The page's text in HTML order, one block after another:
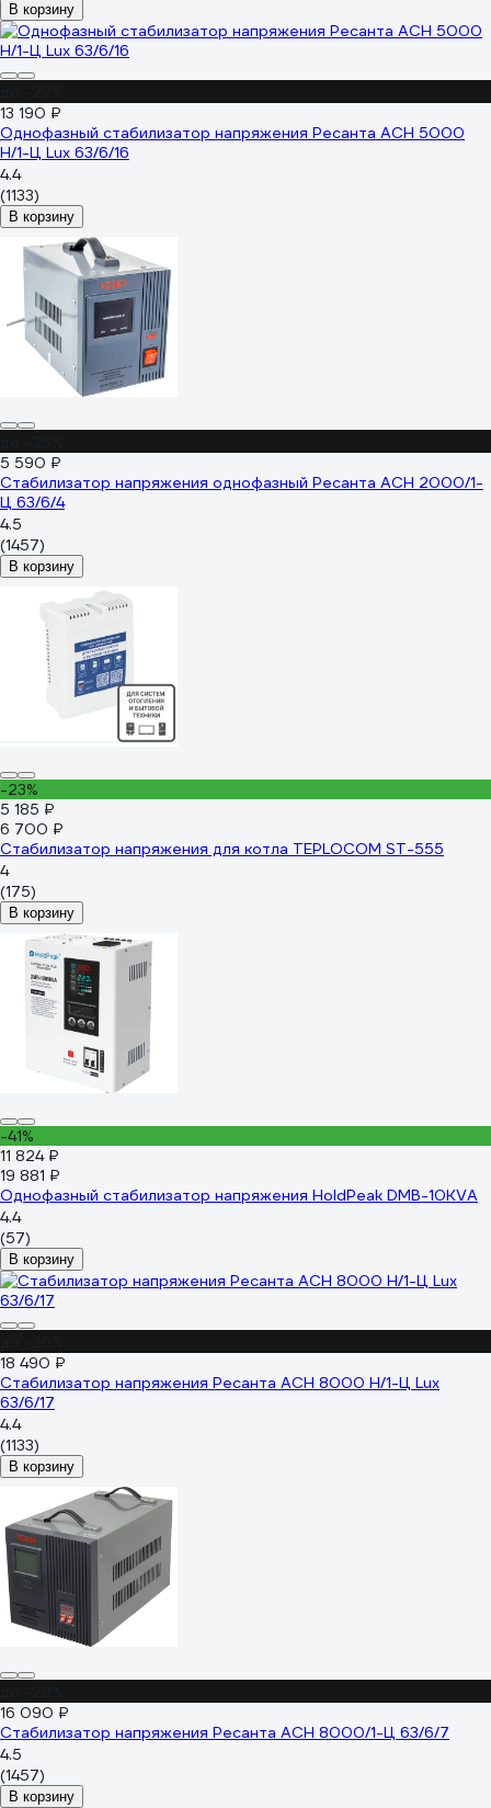
В корзину
13 190 ₽
Однофазный стабилизатор напряжения Ресанта АСН 5000
Н/1-Ц Lux 63/6/16
4.4
(1133)
В корзину
5 590 ₽
Стабилизатор напряжения однофазный Ресанта АСН 2000/1-
Ц 63/6/4
4.5
(1457)
В корзину
-23%
5 185 ₽
6 700 ₽
Стабилизатор напряжения для котла TEPLOCOM ST-555
4
(175)
В корзину
-41%
11 824 ₽
19 881 ₽
Однофазный стабилизатор напряжения HoldPeak DMB-10KVA
4.4
(57)
В корзину
18 490 ₽
Стабилизатор напряжения Ресанта АСН 8000 Н/1-Ц Lux
63/6/17
4.4
(1133)
В корзину
16 090 ₽
Стабилизатор напряжения Ресанта АСН 8000/1-Ц 63/6/7
4.5
(1457)
В корзину